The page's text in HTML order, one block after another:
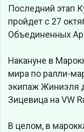
Последний этап
пройдет с 27
Объединенных
Накануне в
мира по ралли-
экипаж Жиниэля
Зицевица на VW
В целом, в